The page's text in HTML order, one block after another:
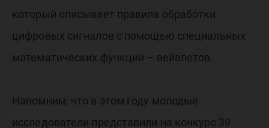
который описывает правила обработки
цифровых сигналов с помощью специальных
математических функций – вейвлетов.
Напомним, что в этом году молодые
исследователи представили на конкурс 39